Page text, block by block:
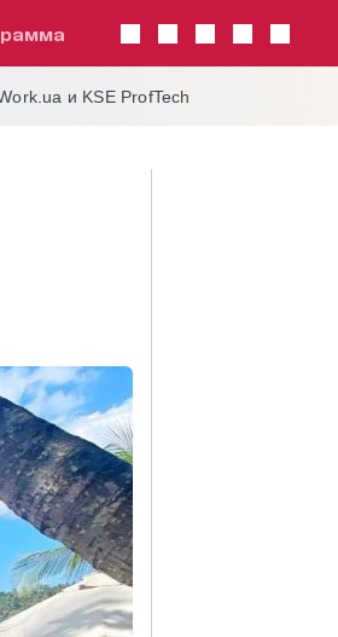
и KSE ProfTech